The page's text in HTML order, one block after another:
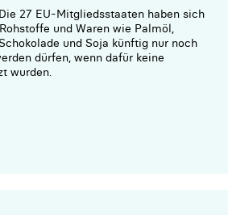
27 EU-Mitgliedsstaaten haben sich
und Waren wie Palmöl,
und Soja künftig nur noch
dürfen, wenn dafür keine
wurden.